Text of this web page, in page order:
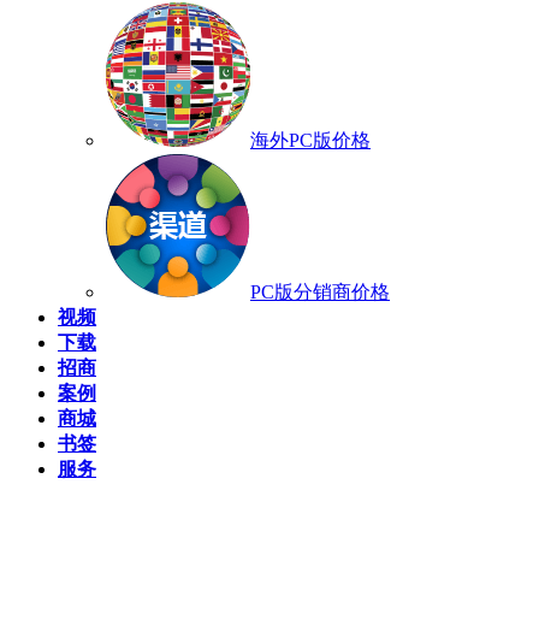
海外PC版价格
PC版分销商价格
视频
下载
招商
案例
商城
书签
服务